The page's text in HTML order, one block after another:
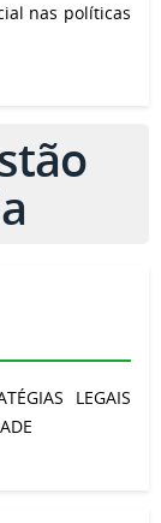
nas políticas
LEGAIS